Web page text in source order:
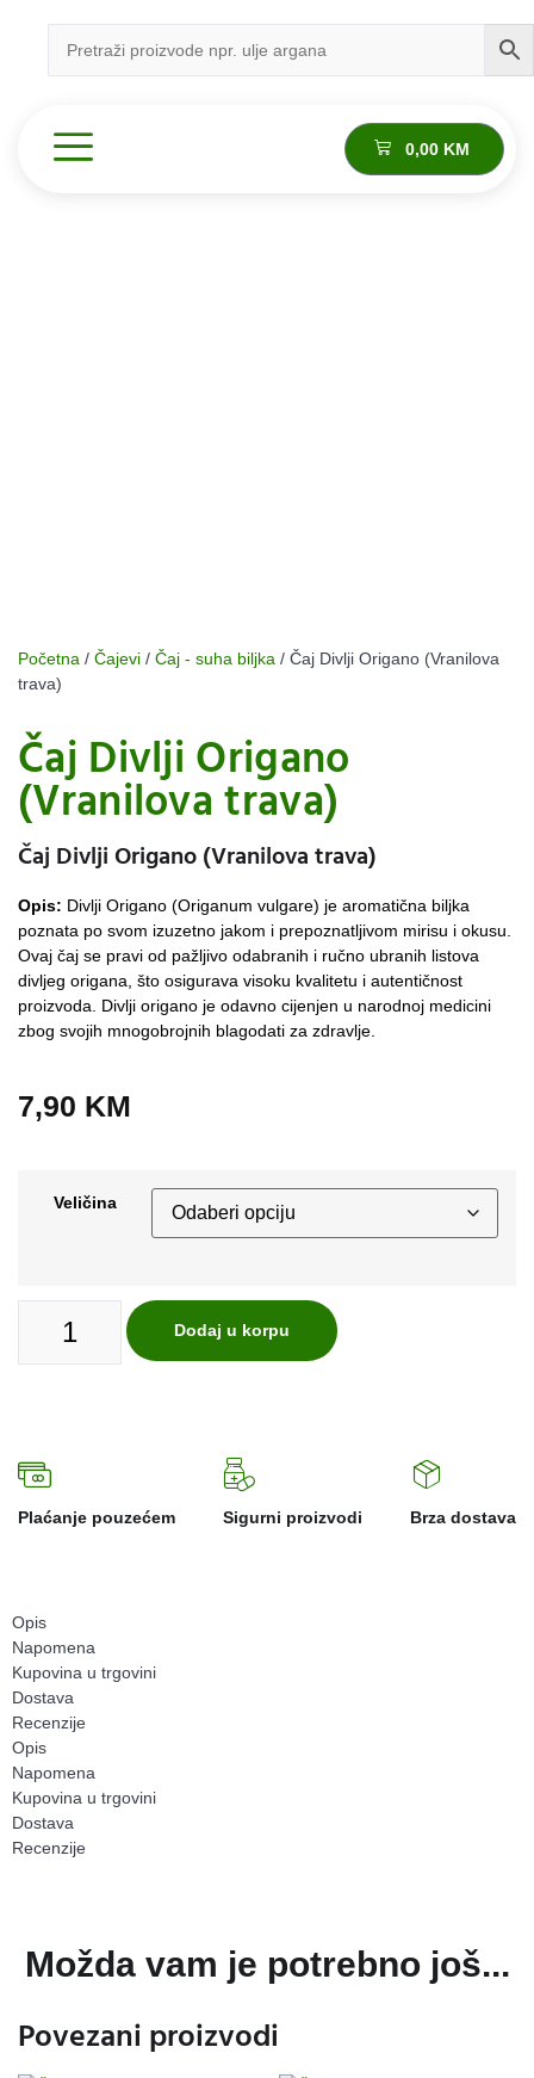
0,00 KM
Početna / Čajevi / Čaj - suha biljka / Čaj Divlji Origano (Vranilova
trava)
Čaj Divlji Origano
(Vranilova trava)
Čaj Divlji Origano (Vranilova trava)
Opis: Divlji Origano (Origanum vulgare) je aromatična biljka
poznata po svom izuzetno jakom i prepoznatljivom mirisu i okusu.
Ovaj čaj se pravi od pažljivo odabranih i ručno ubranih listova
divljeg origana, što osigurava visoku kvalitetu i autentičnost
proizvoda. Divlji origano je odavno cijenjen u narodnoj medicini
zbog svojih mnogobrojnih blagodati za zdravlje.
7,90 KM
Veličina
Dodaj u korpu
Plaćanje pouzećem Sigurni proizvodi Brza dostava
Opis
Napomena
Kupovina u trgovini
Dostava
Recenzije
Opis
Napomena
Kupovina u trgovini
Dostava
Recenzije
Možda vam je potrebno još...
Povezani proizvodi